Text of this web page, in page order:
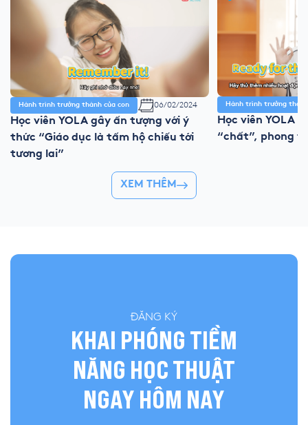
Hành trình trưởng thành của con 06/02/2024
Học viên YOLA gây ấn tượng với ý
thức “Giáo dục là tấm hộ chiếu tới
tương lai”
Hành trình trưởng
Học viên YOLA
“chất”, phong
XEM THÊM
ĐĂNG KÝ
KHAI PHÓNG TIỀM
NĂNG HỌC THUẬT
NGAY HÔM NAY